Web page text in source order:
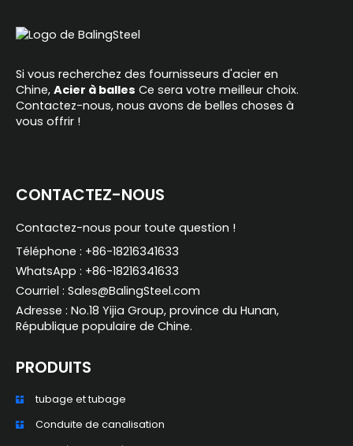
Si vous recherchez des fournisseurs d'acier en
Chine, Acier à balles Ce sera votre meilleur choix.
Contactez-nous, nous avons de belles choses à
vous offrir !
CONTACTEZ-NOUS
Contactez-nous pour toute question !
Téléphone : +86-18216341633
WhatsApp : +86-18216341633
Courriel : Sales@BalingSteel.com
Adresse : No.18 Yijia Group, province du Hunan,
République populaire de Chine.
PRODUITS
tubage et tubage
Conduite de canalisation